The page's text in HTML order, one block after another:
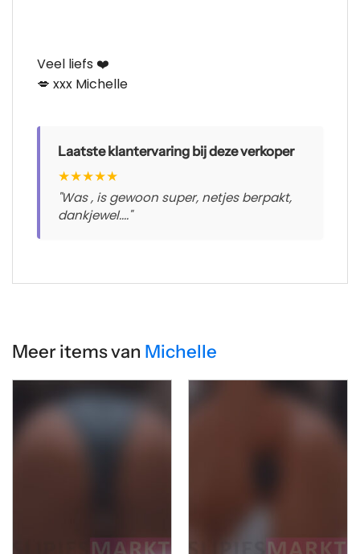
Veel liefs ❤️
💋 xxx Michelle
Laatste klantervaring bij deze verkoper
★★★★★
"Was , is gewoon super, netjes berpakt,
dankjewel...."
Meer items van Michelle